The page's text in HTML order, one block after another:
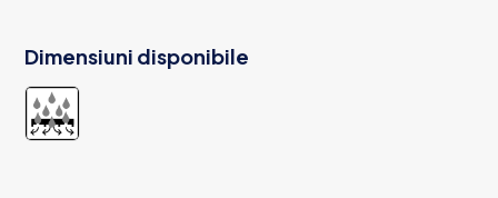
Dimensiuni disponibile